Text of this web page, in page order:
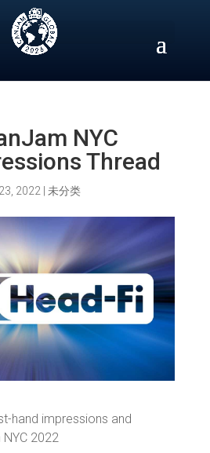
NYC
Thread
2022 未分类
hand impressions and
2022